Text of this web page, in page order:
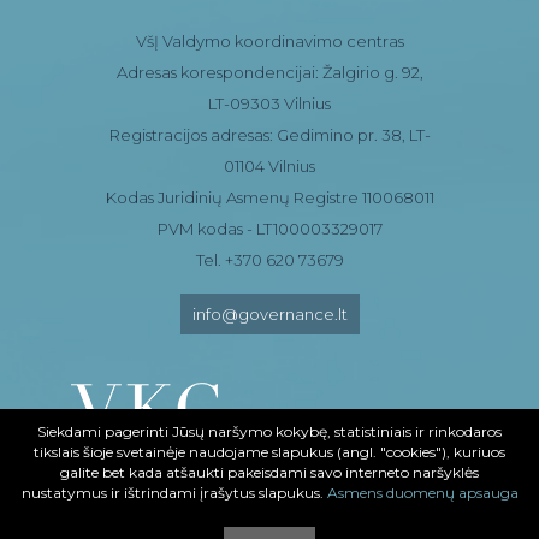
VšĮ Valdymo koordinavimo centras
Adresas korespondencijai: Žalgirio g. 92,
LT-09303 Vilnius
Registracijos adresas: Gedimino pr. 38, LT-
01104 Vilnius
Kodas Juridinių Asmenų Registre 110068011
PVM kodas - LT100003329017
Tel. +370 620 73679
info@governance.lt
Siekdami pagerinti Jūsų naršymo kokybę, statistiniais ir rinkodaros
tikslais šioje svetainėje naudojame slapukus (angl. "cookies"), kuriuos
galite bet kada atšaukti pakeisdami savo interneto naršyklės
nustatymus ir ištrindami įrašytus slapukus. Asmens duomenų apsauga